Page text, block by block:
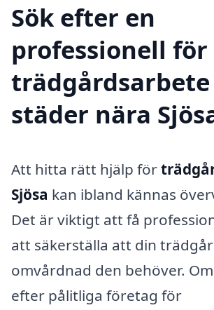
Sök efter en
professionell för
städer nära
Att hitta rätt hjälp för
Sjösa kan ibland kännas
Det är viktigt att få
att säkerställa att din
omvårdnad den behöver.
efter pålitliga företag för